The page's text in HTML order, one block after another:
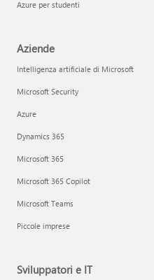
Azure per studenti
Aziende
Intelligenza artificiale di Microsoft
Microsoft Security
Azure
Dynamics 365
Microsoft 365
Microsoft 365 Copilot
Microsoft Teams
Piccole imprese
Sviluppatori e IT